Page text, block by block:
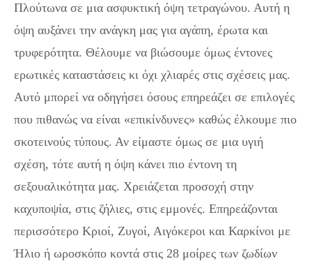
Πλούτωνα σε μια ασφυκτική όψη τετραγώνου. Αυτή η
όψη αυξάνει την ανάγκη μας για αγάπη, έρωτα και
τρυφερότητα. Θέλουμε να βιώσουμε όμως έντονες
ερωτικές καταστάσεις κι όχι χλιαρές στις σχέσεις μας.
Αυτό μπορεί να οδηγήσει όσους επηρεάζει σε επιλογές
που πιθανώς να είναι «επικίνδυνες» καθώς έλκουμε πιο
σκοτεινούς τύπους. Αν είμαστε όμως σε μια υγιή
σχέση, τότε αυτή η όψη κάνει πιο έντονη τη
σεξουαλικότητα μας. Χρειάζεται προσοχή στην
καχυποψία, στις ζήλιες, στις εμμονές. Επηρεάζονται
περισσότερο Κριοί, Ζυγοί, Αιγόκεροι και Καρκίνοι με
Ήλιο ή ωροσκόπο κοντά στις 28 μοίρες των ζωδίων